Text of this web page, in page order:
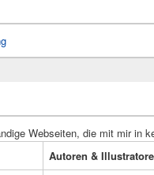
Webseiten, die mit mir in
Autoren &